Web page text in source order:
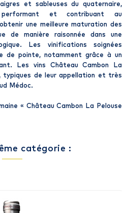
et sableuses du quaternaire,
et contribuant au
une meilleure maturation des
de manière raisonnée dans une
Les vinifications soignées
de pointe, notamment grâce à un
Les vins Château Cambon La
typiques de leur appellation et très
Médoc.
« Château Cambon La Pelouse
catégorie :